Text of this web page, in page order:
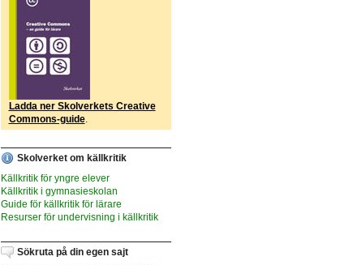
Ladda ner Skolverkets Creative
Commons-guide.
Skolverket om källkritik
Källkritik för yngre elever
Källkritik i gymnasieskolan
Guide för källkritik för lärare
Resurser för undervisning i källkritik
Sökruta på din egen sajt